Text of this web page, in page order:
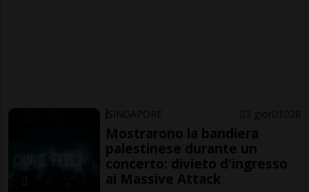
SINGAPORE 3 gior 1 28
Mostrarono la bandiera
palestinese durante un
concerto: divieto d'ingresso
ai Massive Attack